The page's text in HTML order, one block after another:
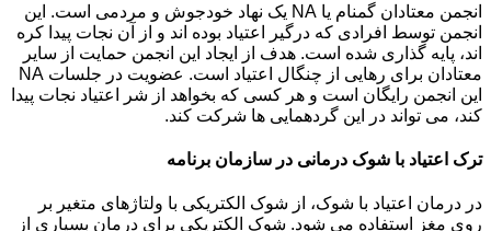
انجمن معتادان گمنام یا NA یک نهاد خودجوش و مردمی است. این
انجمن توسط افرادی که درگیر اعتیاد بوده اند و از آن نجات پیدا کره
اند، پایه گذاری شده است. هدف از ایجاد این انجمن حمایت از سایر
معتادان برای رهایی از چنگال اعتیاد است. عضویت در جلسات NA
این انجمن رایگان است و هر کسی که بخواهد از شر اعتیاد نجات پیدا
کند، می تواند در این گردهمایی ها شرکت کند.
ترک اعتیاد با شوک درمانی در سازمان برنامه
در درمان اعتیاد با شوک، از شوک الکتریکی با ولتاژهای متغیر بر
روی مغز استفاده می شود. شوک الکتریکی برای درمان بسیاری از